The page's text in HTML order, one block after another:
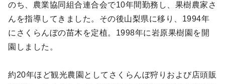
のち、農業協同組合連合会で10年間勤務し、果樹農家さ
んを指導してきました。その後山梨県に移り、1994年
にさくらんぼの苗木を定植。1998年に岩原果樹園を開
園しました。
約20年ほど観光農園としてさくらんぼ狩りおよび店頭販